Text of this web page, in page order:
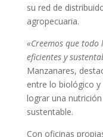
su red de
agropecuaria.
«Creemos que todo
eficientes y
Manzanares,
entre lo biológico
lograr una
sustentable.
Con oficinas